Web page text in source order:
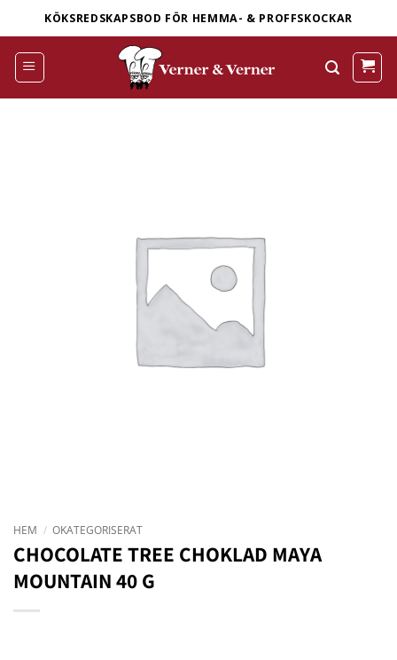
to
content
KÖKSREDSKAPSBOD FÖR HEMMA- & PROFFSKOCKAR
HEM / OKATEGORISERAT
CHOCOLATE TREE CHOKLAD MAYA
MOUNTAIN 40 G